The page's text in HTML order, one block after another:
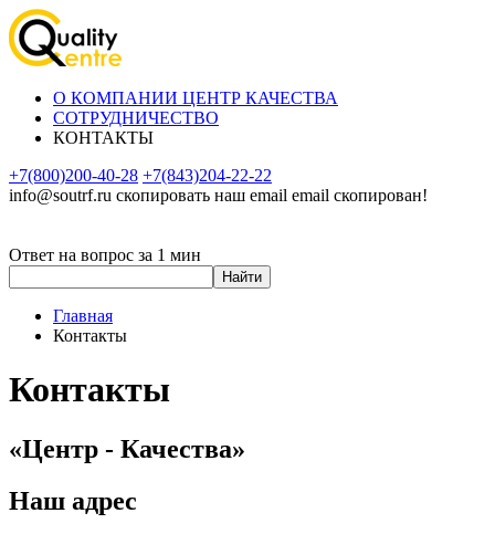
О КОМПАНИИ ЦЕНТР КАЧЕСТВА
СОТРУДНИЧЕСТВО
КОНТАКТЫ
+7(800)200-40-28 +7(843)204-22-22
info@soutrf.ru скопировать наш email email скопирован!
Ответ на вопрос за 1 мин
Главная
Контакты
Контакты
«Центр - Качества»
Наш адрес